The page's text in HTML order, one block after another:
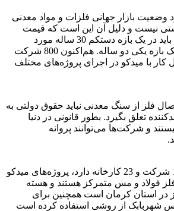
وضعیت بازار جهانی فلزات و مواد معدنی
نیست و دلیل آن این است که قیمت
فلزات و مواد معدنی را باید در یک بازه دستکم 30 ساله مورد
بررسی قرار داد نه در یک بازه یکی دو ساله. هم‌اکنون 800 شرکت
با میدکو در اجرای پروژه‌های مختلف
فلز از سنگ معدنی نباید حقوق دولتی به
تعلق بگیرد. بطور قانونی در دنیا
و شرکت‌ها می‌توانند پروانه
میدکو در حال حاضر 16 شرکت و 23 کارخانه دارد، پروژه‌های میدکو
فولاد و مس متمرکز هستند و هسته
در استان کرمان است همچنین برای
شهربابک از روشی استفاده کرده است